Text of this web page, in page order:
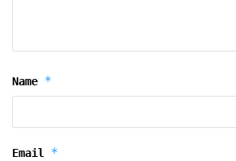
Name *
Email *